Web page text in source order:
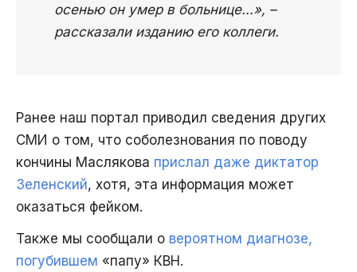
осенью он умер в больнице…», –
рассказали изданию его коллеги.
Ранее наш портал приводил сведения других
СМИ о том, что соболезнования по поводу
кончины Маслякова прислал даже диктатор
Зеленский, хотя, эта информация может
оказаться фейком.
Также мы сообщали о вероятном диагнозе,
погубившем «папу» КВН.